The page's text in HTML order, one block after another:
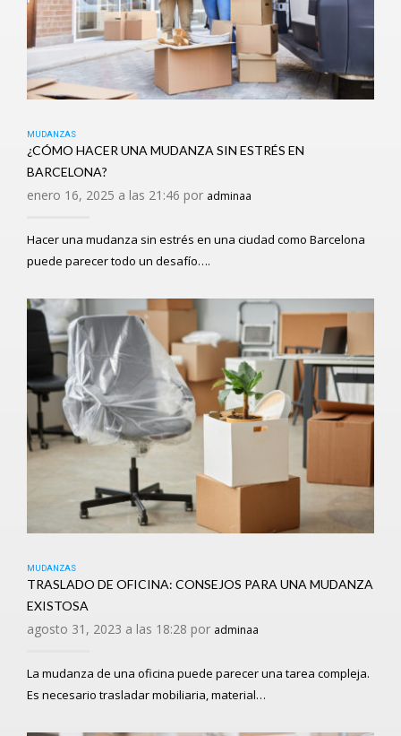
MUDANZAS
¿CÓMO HACER UNA MUDANZA SIN ESTRÉS EN
BARCELONA?
enero 16, 2025 a las 21:46 por adminaa
Hacer una mudanza sin estrés en una ciudad como Barcelona
puede parecer todo un desafío….
MUDANZAS
TRASLADO DE OFICINA: CONSEJOS PARA UNA MUDANZA
EXISTOSA
agosto 31, 2023 a las 18:28 por adminaa
La mudanza de una oficina puede parecer una tarea compleja.
Es necesario trasladar mobiliaria, material…